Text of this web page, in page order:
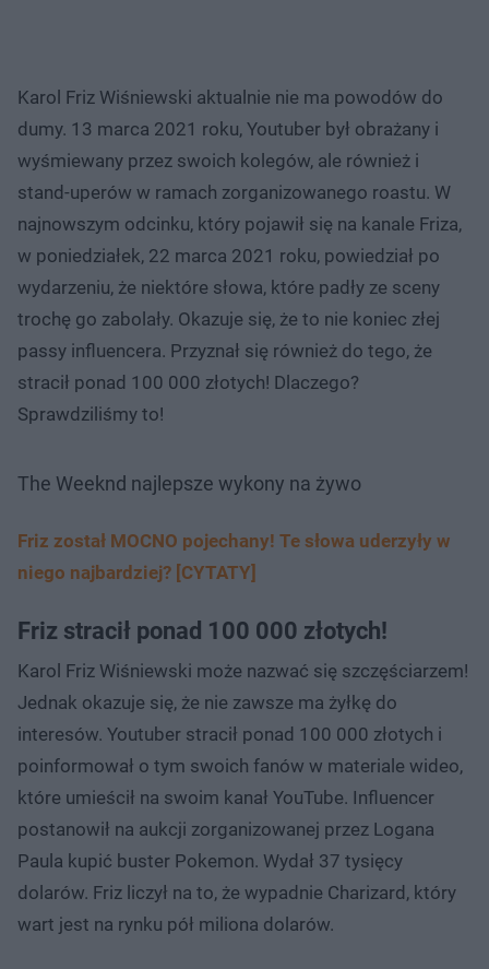
Karol Friz Wiśniewski aktualnie nie ma powodów do
dumy. 13 marca 2021 roku, Youtuber był obrażany i
wyśmiewany przez swoich kolegów, ale również i
stand-uperów w ramach zorganizowanego roastu. W
najnowszym odcinku, który pojawił się na kanale Friza,
w poniedziałek, 22 marca 2021 roku, powiedział po
wydarzeniu, że niektóre słowa, które padły ze sceny
trochę go zabolały. Okazuje się, że to nie koniec złej
passy influencera. Przyznał się również do tego, że
stracił ponad 100 000 złotych! Dlaczego?
Sprawdziliśmy to!
The Weeknd najlepsze wykony na żywo
Friz został MOCNO pojechany! Te słowa uderzyły w
niego najbardziej? [CYTATY]
Friz stracił ponad 100 000 złotych!
Karol Friz Wiśniewski może nazwać się szczęściarzem!
Jednak okazuje się, że nie zawsze ma żyłkę do
interesów. Youtuber stracił ponad 100 000 złotych i
poinformował o tym swoich fanów w materiale wideo,
które umieścił na swoim kanał YouTube. Influencer
postanowił na aukcji zorganizowanej przez Logana
Paula kupić buster Pokemon. Wydał 37 tysięcy
dolarów. Friz liczył na to, że wypadnie Charizard, który
wart jest na rynku pół miliona dolarów.